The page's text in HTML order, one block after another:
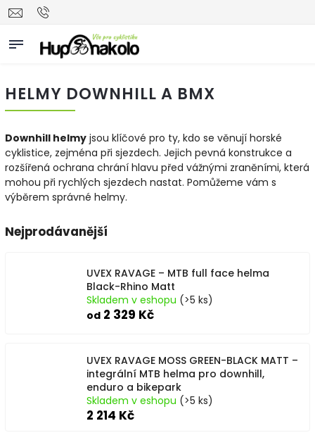
HELMY DOWNHILL A BMX
Downhill helmy jsou klíčové pro ty, kdo se věnují horské
cyklistice, zejména při sjezdech. Jejich pevná konstrukce a
rozšířená ochrana chrání hlavu před vážnými zraněními, která
mohou při rychlých sjezdech nastat. Pomůžeme vám s
výběrem správné helmy.
Nejprodávanější
UVEX RAVAGE – MTB full face helma
Black-Rhino Matt
Skladem v eshopu (>5 ks)
od 2 329 Kč
UVEX RAVAGE MOSS GREEN-BLACK MATT –
integrální MTB helma pro downhill,
enduro a bikepark
Skladem v eshopu (>5 ks)
2 214 Kč